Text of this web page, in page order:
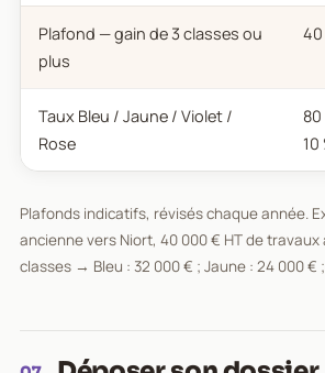
Plafond — gain de 3 classes ou
plus
40
Taux Bleu / Jaune / Violet /
Rose
10
Plafonds indicatifs, révisés chaque année.
ancienne vers Niort, 40 000 € HT de travaux
classes → Bleu : 32 000 € ; Jaune : 24 000 €